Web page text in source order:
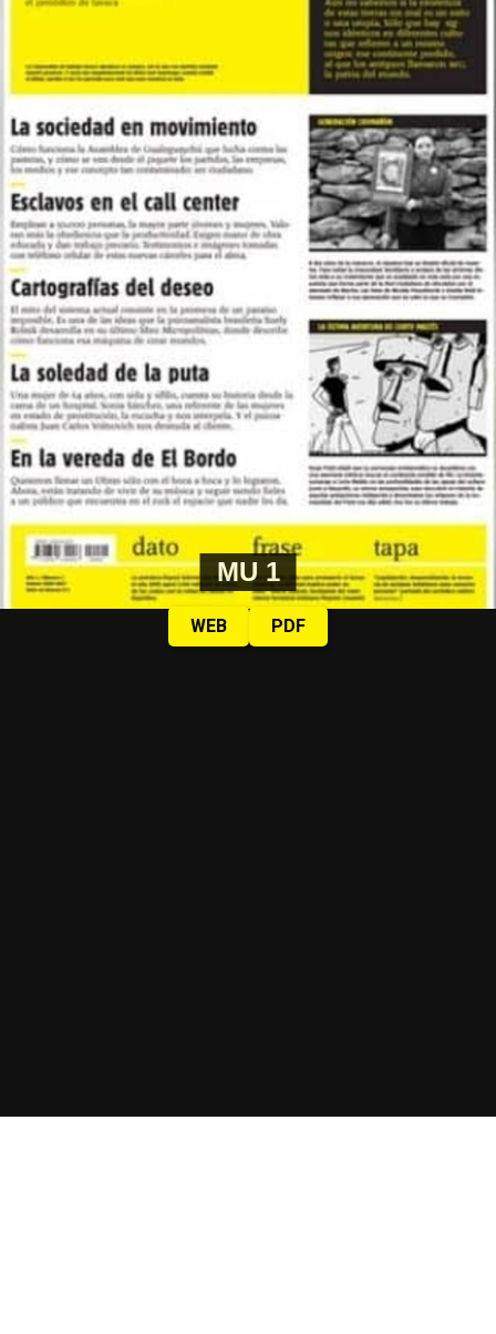
Las mujeres de Córdoba ganando las calles, pese a la lluvia, y pese a
todo.Fotos: Nany Palazzini /lavaca.org
Foto: Juan Valeiro/ lavaca.org
MU 1
WEB PDF